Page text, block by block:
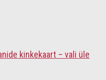
kinkekaart – vali üle